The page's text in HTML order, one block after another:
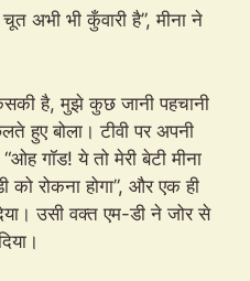
अभी भी कुँवारी है”, मीना ने
है, मुझे कुछ जानी पहचानी
हुए बोला। टीवी पर अपनी
गॉड! ये तो मेरी बेटी मीना
रोकना होगा”, और एक ही
उसी वक्त एम-डी ने जोर से